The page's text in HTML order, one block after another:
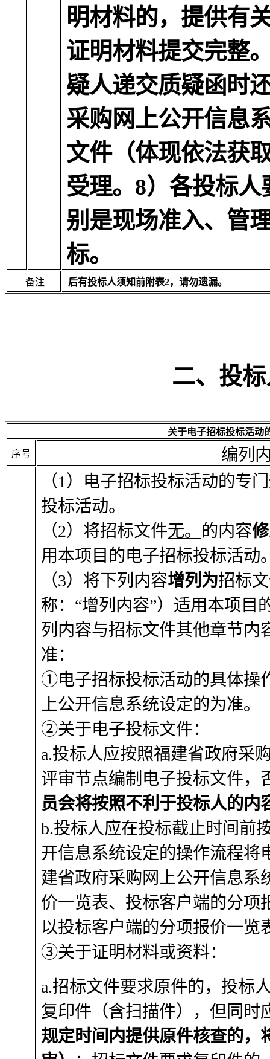
明材料的，提供有
证明材料提交完整
疑人递交质疑函时
采购网上公开信息
文件（体现依法获
受理。8）各投标
别是现场准入、管
标。
备注 后有投标人须知前附表2，请勿遗漏。
二、投
关于电子招标投标活动
序号
编列
（1）电子招标投标活动的专
投标活动。
（2）将招标文件无。 的内容
用本项目的电子招标投标活动
（3）将下列内容增列为招标
称：“增列内容”）适用本项目
列内容与招标文件其他章节内
准：
①电子招标投标活动的具体操
上公开信息系统设定的为准。
②关于电子投标文件：
a.投标人应按照福建省政府采
评审节点编制电子投标文件，
员会将按照不利于投标人的内
b.投标人应在投标截止时间前
开信息系统设定的操作流程将
建省政府采购网上公开信息系
价一览表、投标客户端的分项
以投标客户端的分项报价一览
③关于证明材料或资料：
a.招标文件要求原件的，投标
复印件（含扫描件），但同时
规定时间内提供原件核查的，